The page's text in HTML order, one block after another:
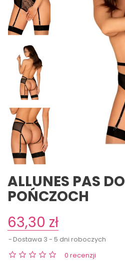
ALLUNES PAS DO
POŃCZOCH
63,30 zł
Dostawa 3 - 5 dni roboczych
0 recenzji